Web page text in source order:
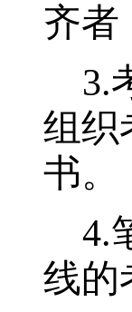
齐者
3.
组织
书。
4.
线的